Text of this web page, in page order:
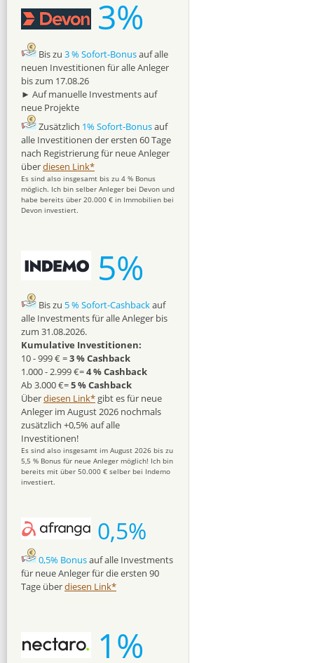
3%
Bis zu 3 % Sofort-Bonusauf alle
neuen Investitionen für alle Anleger
bis zum 17.08.26
► Auf manuelle Investments auf
neue Projekte
Zusätzlich 1% Sofort-Bonusauf
alle Investitionen der ersten 60 Tage
nach Registrierung für neue Anleger
überdiesen Link*
Es sind also insgesamt bis zu 4 % Bonus
möglich. Ich bin selber Anleger bei Devon und
habe bereits über 20.000 € in Immobilien bei
Devon investiert.
5%
Bis zu 5 % Sofort-Cashbackauf
alle Investments für alle Anleger bis
zum 31.08.2026.
Kumulative Investitionen:
10 - 999 € =3 % Cashback
1.000 - 2.999 €=4 % Cashback
Ab 3.000 €=5 % Cashback
Überdiesen Link* gibt es für neue
Anleger im August 2026 nochmals
zusätzlich +0,5% auf alle
Investitionen!
Es sind also insgesamt im August 2026 bis zu
5,5 % Bonus für neue Anleger möglich! Ich bin
bereits mit über 50.000 € selber bei Indemo
investiert.
0,5%
0,5% Bonusauf alle Investments
für neue Anleger für die ersten 90
Tage überdiesen Link*
1%